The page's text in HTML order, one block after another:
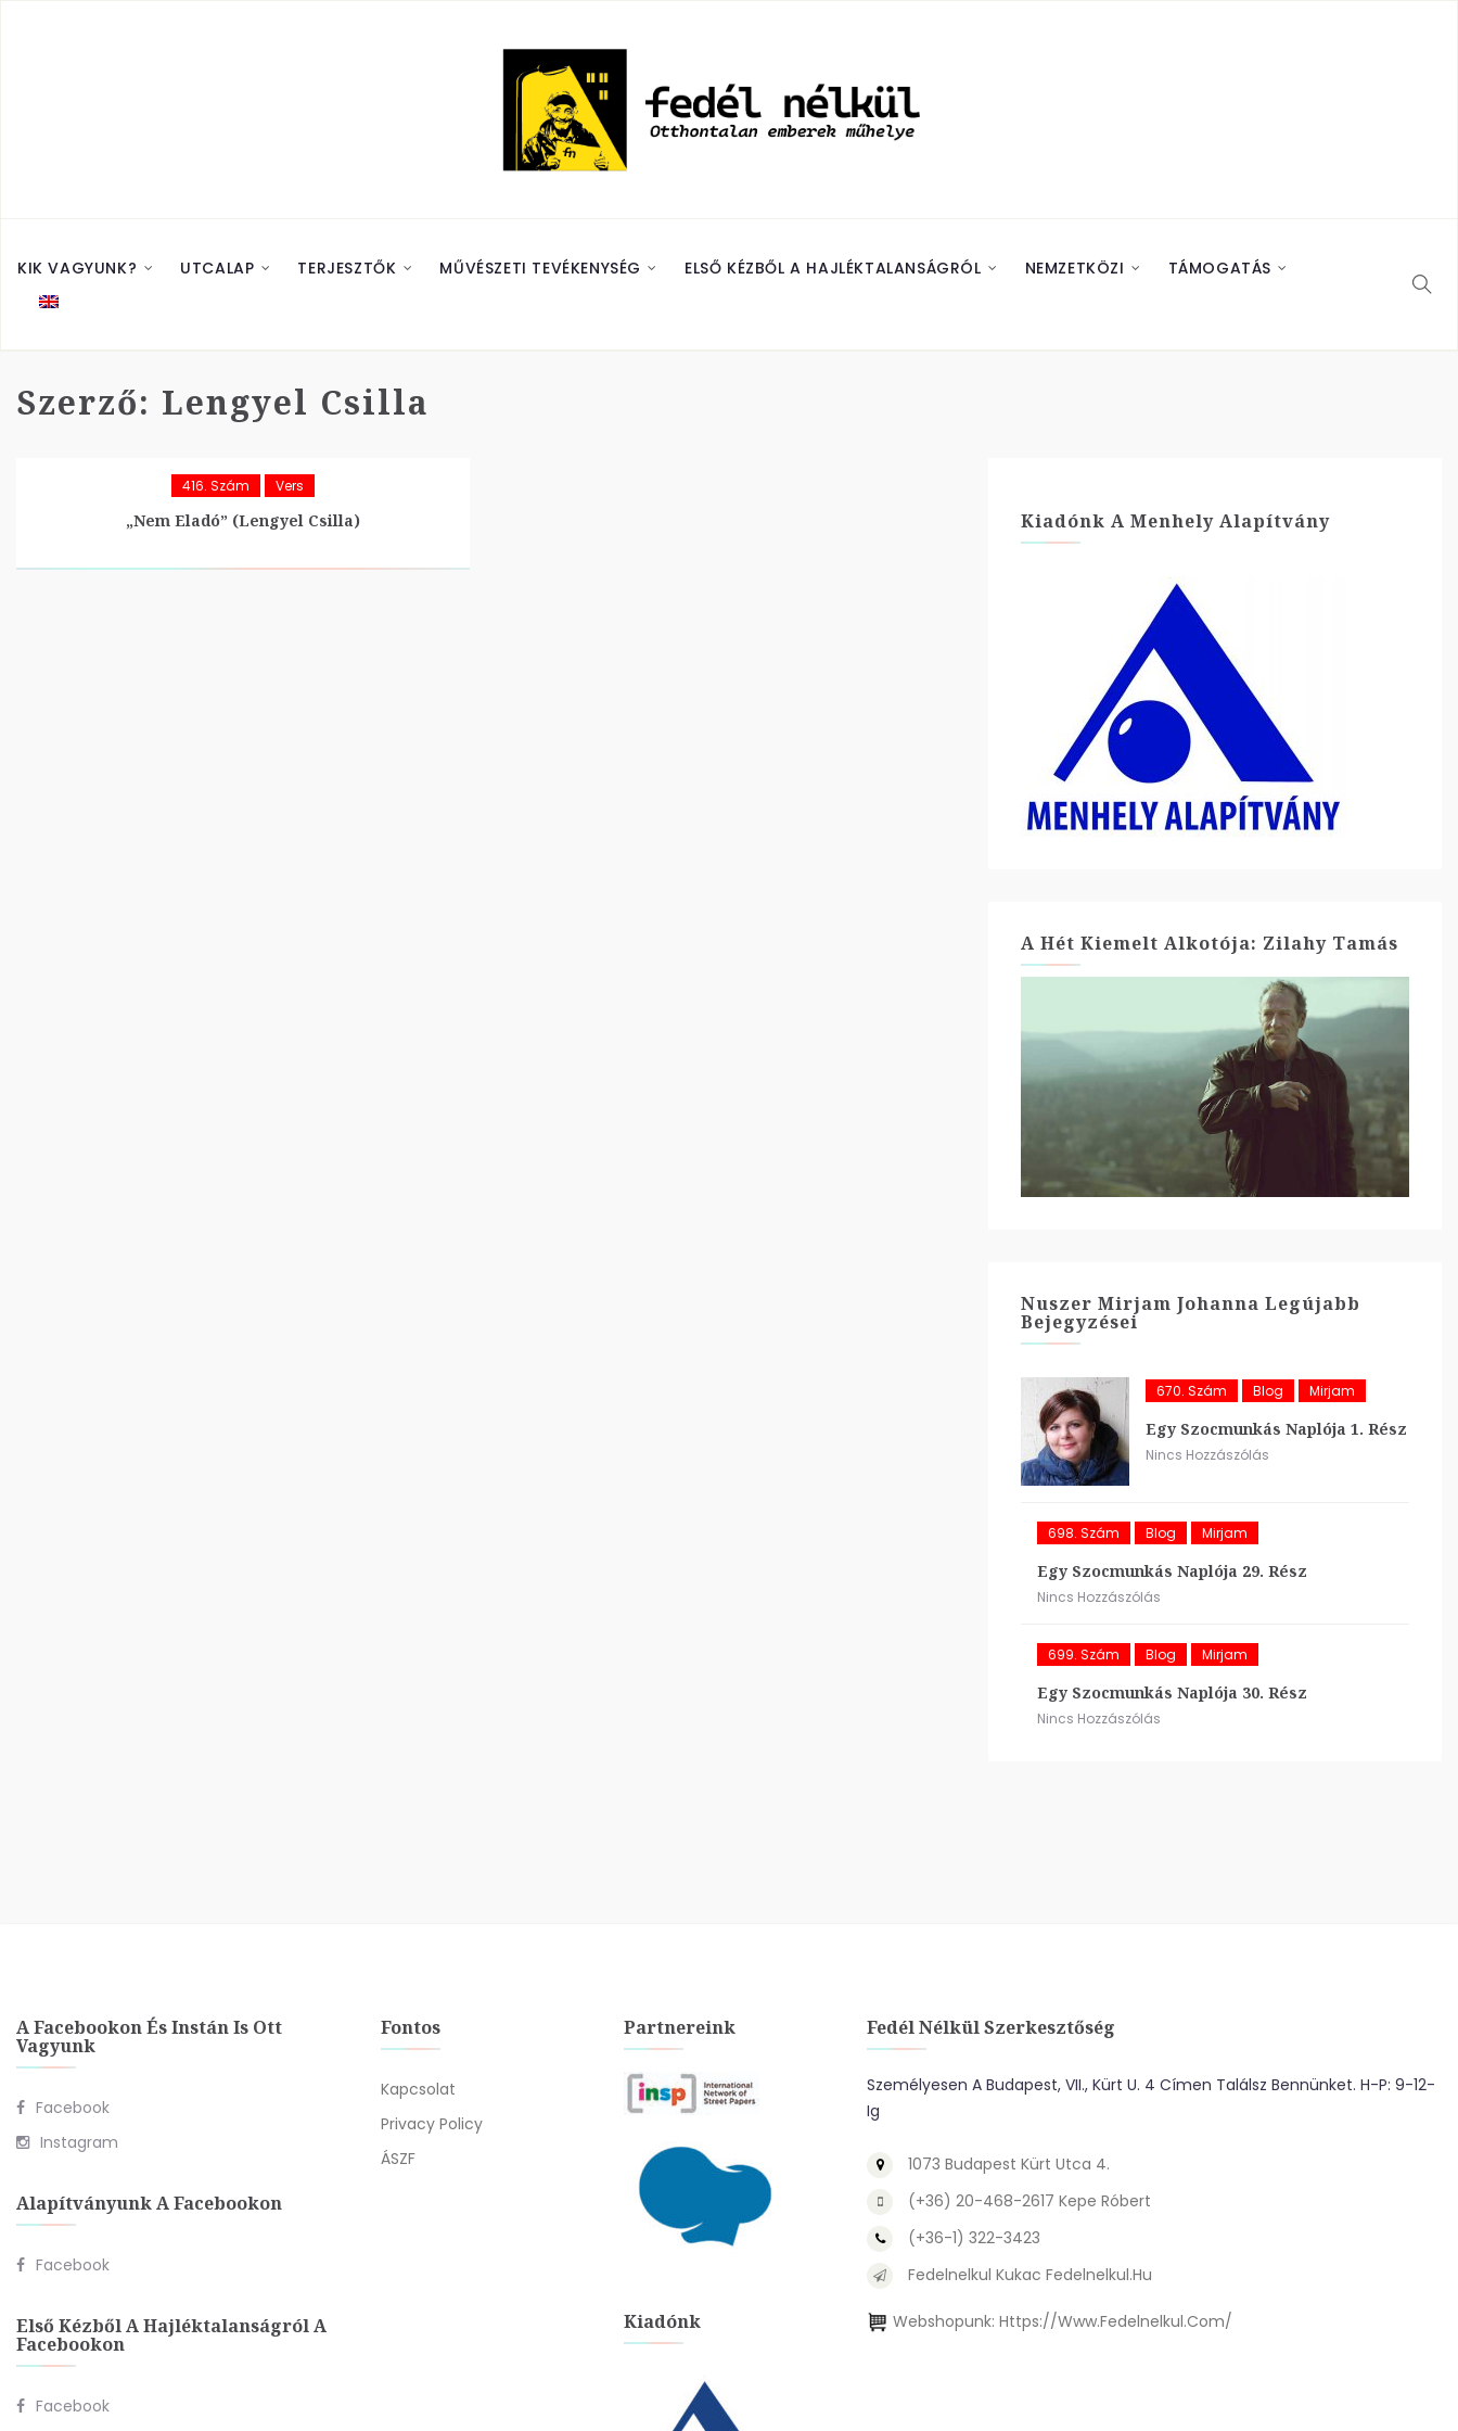
KIK VAGYUNK? UTCALAP TERJESZTŐK MŰVÉSZETI TEVÉKENYSÉG ELSŐ KÉZBŐL A HAJLÉKTALANSÁGRÓL NEMZETKÖZI TÁMOGATÁS
Szerző: Lengyel Csilla
416. Szám Vers
„Nem Eladó” (Lengyel Csilla) Kiadónk A Menhely Alapítvány
A Hét Kiemelt Alkotója: Zilahy Tamás
Nuszer Mirjam Johanna Legújabb
Bejegyzései
670. Szám Blog Mirjam
Egy Szocmunkás Naplója 1. Rész
Nincs Hozzászólás
698. Szám Blog Mirjam
Egy Szocmunkás Naplója 29. Rész
Nincs Hozzászólás
699. Szám Blog Mirjam
Egy Szocmunkás Naplója 30. Rész
Nincs Hozzászólás
A Facebookon És Instán Is Ott
Vagyunk
Facebook
Instagram
Alapítványunk A Facebookon
Facebook
Első Kézből A Hajléktalanságról A
Facebookon
Facebook
Fontos
Kapcsolat
Privacy Policy
ÁSZF
Partnereink
Kiadónk
Fedél Nélkül Szerkesztőség
Személyesen A Budapest, VII., Kürt U. 4 Címen Találsz Bennünket. H-P: 9-12-
Ig
1073 Budapest Kürt Utca 4.
(+36) 20-468-2617 Kepe Róbert
(+36-1) 322-3423
Fedelnelkul Kukac Fedelnelkul.hu
Webshopunk: Https://www.fedelnelkul.com/